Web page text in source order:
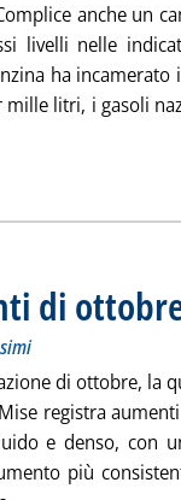
anche un
livelli nelle
ha
mille litri, i gasoli
di
di ottobre, la
registra
e denso, con
più